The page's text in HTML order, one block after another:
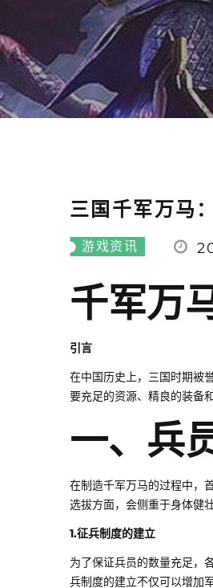
三国千军万马
游戏资讯
千军万
引言
在中国历史上，三国时期被
要充足的资源、精良的装备
一、兵
在制造千军万马的过程中，
选拔方面，会侧重于身体健
1.征兵制度的建立
为了保证兵员的数量充足，
兵制度的建立不仅可以增加